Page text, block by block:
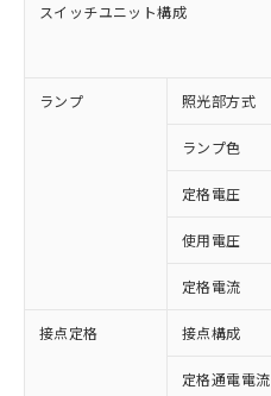
スイッチユニット構成
ランプ 照光部方式
ランプ色
定格電圧
使用電圧
定格電流
接点定格 接点構成
定格通電電流